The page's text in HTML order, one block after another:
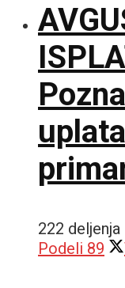
222 deljenja
Podeli 89